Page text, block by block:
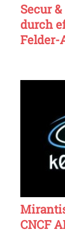
Secur
durch
Felder-
CNCF